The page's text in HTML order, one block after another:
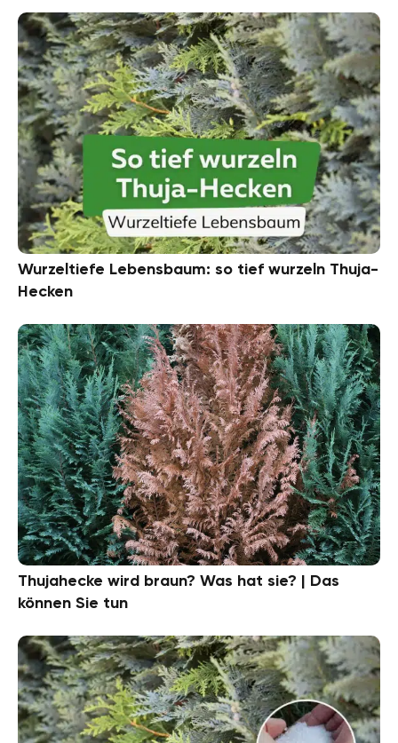
Wurzeltiefe Lebensbaum: so tief wurzeln Thuja-
Hecken
Thujahecke wird braun? Was hat sie? | Das
können Sie tun